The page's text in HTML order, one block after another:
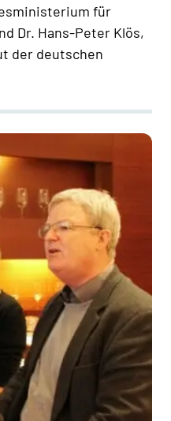
für
Dr. Hans-Peter Klös,
der deutschen